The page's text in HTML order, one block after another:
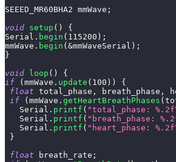
SEEED_MR60BHA2 mmWave ;
void setup ( )
{
Serial . begin ( 115200 ) ;
mmWave . begin (&mmWaveSerial ) ;
}
void loop ( )
{
if
(mmWave . update ( 100 ) )
{
float total_phase , breath_phase ,
if
(mmWave . getHeartBreathPhases (
   Serial
. printf ( "total_phase:
   Serial
. printf ( "breath_phase:
   Serial
. printf ( "heart_phase:
}
float breath_rate ;